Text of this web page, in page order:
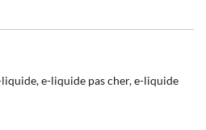
liquide,e-liquide pas cher,e-liquide